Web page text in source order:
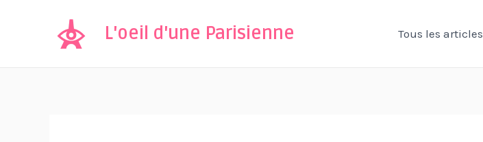
L'oeil d'une Parisienne Tous les articles